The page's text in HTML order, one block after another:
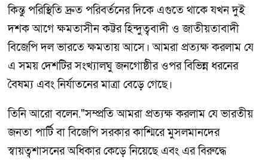
কিন্তু পরিস্থিতি দ্রুত পরিবর্তনের দিকে এগুতে থাকে যখন দুই
দশক আগে ক্ষমতাসীন কট্টর হিন্দুত্ববাদী ও জাতীয়তাবাদী
বিজেপি দল ভারতে ক্ষমতায় আসে। আমরা প্রত্যক্ষ করলাম যে
এ সময় দেশটির সংখ্যালঘু জনগোষ্ঠীর ওপর বিভিন্ন ধরনের
বৈষম্য এবং নির্যাতনের মাত্রা বেড়ে গেছে।
তিনি আরো বলেন."সম্প্রতি আমরা প্রত্যক্ষ করলাম যে ভারতীয়
জনতা পার্টি বা বিজেপি সরকার কাশ্মিরে মুসলমানদের
স্বায়ত্বশাসনের অধিকার কেড়ে নিয়েছে এবং এর বিরুদ্ধে